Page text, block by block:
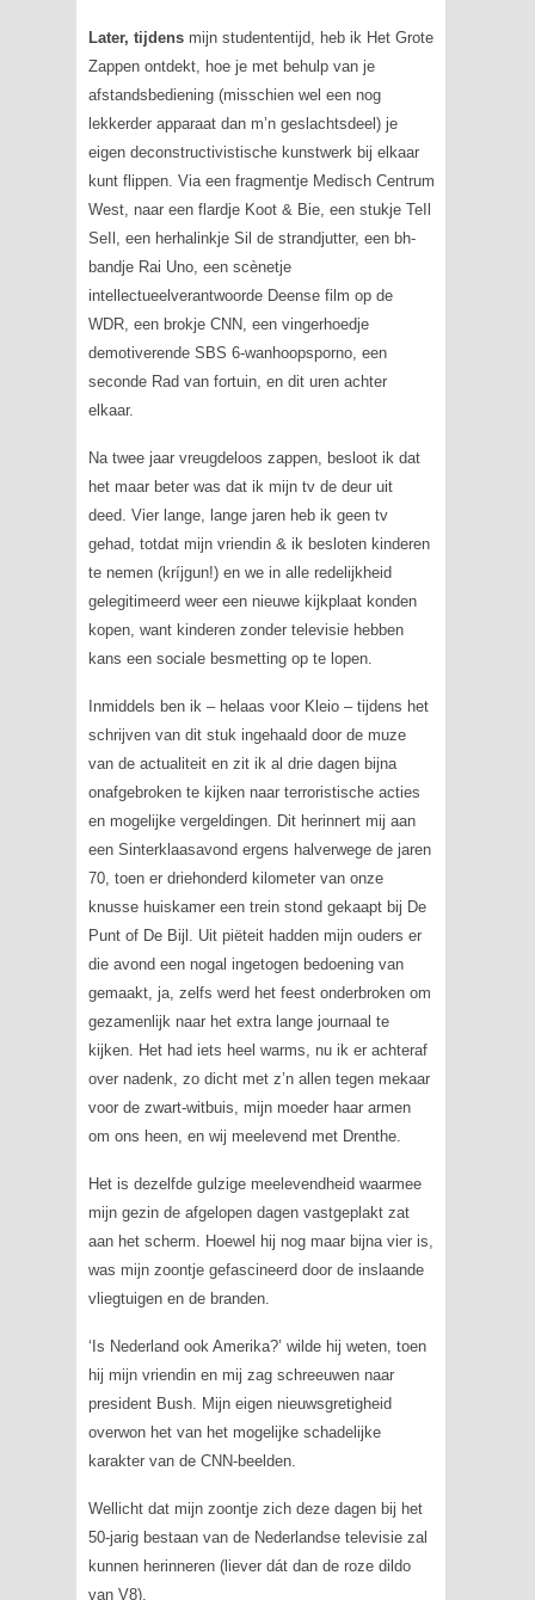
Later, tijdensmijn studententijd, heb ik Het Grote
Zappen ontdekt, hoe je met behulp van je
afstandsbediening (misschien wel een nog
lekkerder apparaat dan m’n geslachtsdeel) je
eigen deconstructivistische kunstwerk bij elkaar
kunt flippen. Via een fragmentje Medisch Centrum
West, naar een flardje Koot & Bie, een stukje TeIl
SeIl, een herhalinkje Sil de strandjutter, een bh-
bandje Rai Uno, een scènetje
intellectueelverantwoorde Deense film op de
WDR, een brokje CNN, een vingerhoedje
demotiverende SBS 6-wanhoopsporno, een
seconde Rad van fortuin, en dit uren achter
elkaar.
Na twee jaar vreugdeloos zappen, besloot ik dat
het maar beter was dat ik mijn tv de deur uit
deed. Vier lange, lange jaren heb ik geen tv
gehad, totdat mijn vriendin & ik besloten kinderen
te nemen (kríjgun!) en we in alle redelijkheid
gelegitimeerd weer een nieuwe kijkplaat konden
kopen, want kinderen zonder televisie hebben
kans een sociale besmetting op te lopen.
Inmiddels ben ik – helaas voor Kleio – tijdens het
schrijven van dit stuk ingehaald door de muze
van de actualiteit en zit ik al drie dagen bijna
onafgebroken te kijken naar terroristische acties
en mogelijke vergeldingen. Dit herinnert mij aan
een Sinterklaasavond ergens halverwege de jaren
70, toen er driehonderd kilometer van onze
knusse huiskamer een trein stond gekaapt bij De
Punt of De Bijl. Uit piëteit hadden mijn ouders er
die avond een nogal ingetogen bedoening van
gemaakt, ja, zelfs werd het feest onderbroken om
gezamenlijk naar het extra lange journaal te
kijken. Het had iets heel warms, nu ik er achteraf
over nadenk, zo dicht met z’n allen tegen mekaar
voor de zwart-witbuis, mijn moeder haar armen
om ons heen, en wij meelevend met Drenthe.
Het is dezelfde gulzige meelevendheid waarmee
mijn gezin de afgelopen dagen vastgeplakt zat
aan het scherm. Hoewel hij nog maar bijna vier is,
was mijn zoontje gefascineerd door de inslaande
vliegtuigen en de branden.
‘Is Nederland ook Amerika?’ wilde hij weten, toen
hij mijn vriendin en mij zag schreeuwen naar
president Bush. Mijn eigen nieuwsgretigheid
overwon het van het mogelijke schadelijke
karakter van de CNN-beelden.
Wellicht dat mijn zoontje zich deze dagen bij het
50-jarig bestaan van de Nederlandse televisie zal
kunnen herinneren (liever dát dan de roze dildo
van V8).